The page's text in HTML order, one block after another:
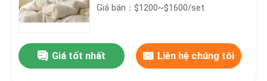
Giá bán：$1200~$1600/set
Giá tốt nhất Liên hệ chúng tôi